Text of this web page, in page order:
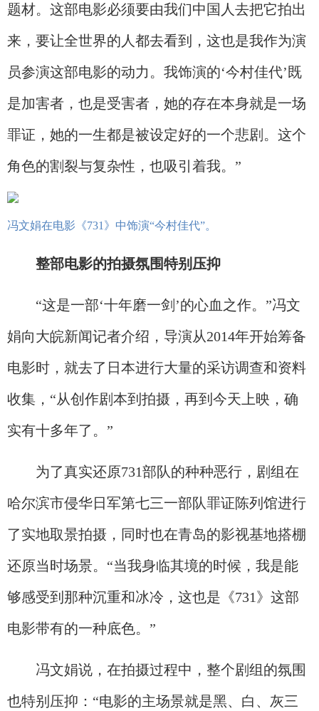
题材。这部电影必须要由我们中国人去把它拍出
来，要让全世界的人都去看到，这也是我作为演
员参演这部电影的动力。我饰演的‘今村佳代’既
是加害者，也是受害者，她的存在本身就是一场
罪证，她的一生都是被设定好的一个悲剧。这个
角色的割裂与复杂性，也吸引着我。”
冯文娟在电影《731》中饰演“今村佳代”。
整部电影的拍摄氛围特别压抑
“这是一部‘十年磨一剑’的心血之作。”冯文
娟向大皖新闻记者介绍，导演从2014年开始筹备
电影时，就去了日本进行大量的采访调查和资料
收集，“从创作剧本到拍摄，再到今天上映，确
实有十多年了。”
为了真实还原731部队的种种恶行，剧组在
哈尔滨市侵华日军第七三一部队罪证陈列馆进行
了实地取景拍摄，同时也在青岛的影视基地搭棚
还原当时场景。“当我身临其境的时候，我是能
够感受到那种沉重和冰冷，这也是《731》这部
电影带有的一种底色。”
冯文娟说，在拍摄过程中，整个剧组的氛围
也特别压抑：“电影的主场景就是黑、白、灰三